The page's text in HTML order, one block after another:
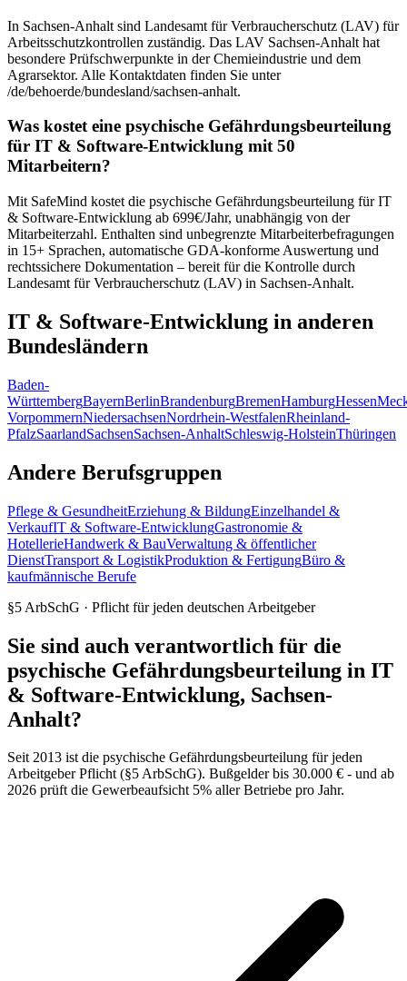
In Sachsen-Anhalt sind Landesamt für Verbraucherschutz (LAV) für
Arbeitsschutzkontrollen zuständig. Das LAV Sachsen-Anhalt hat
besondere Prüfschwerpunkte in der Chemieindustrie und dem
Agrarsektor. Alle Kontaktdaten finden Sie unter
/de/behoerde/bundesland/sachsen-anhalt.
Was kostet eine psychische Gefährdungsbeurteilung
für IT & Software-Entwicklung mit 50
Mitarbeitern?
Mit SafeMind kostet die psychische Gefährdungsbeurteilung für IT
& Software-Entwicklung ab 699€/Jahr, unabhängig von der
Mitarbeiterzahl. Enthalten sind unbegrenzte Mitarbeiterbefragungen
in 15+ Sprachen, automatische GDA-konforme Auswertung und
rechtssichere Dokumentation – bereit für die Kontrolle durch
Landesamt für Verbraucherschutz (LAV) in Sachsen-Anhalt.
IT & Software-Entwicklung in anderen
Bundesländern
Baden-
WürttembergBayernBerlinBrandenburgBremenHamburgHessen
VorpommernNiedersachsenNordrhein-WestfalenRheinland-
PfalzSaarlandSachsenSachsen-AnhaltSchleswig-HolsteinThüringen
Andere Berufsgruppen
Pflege & GesundheitErziehung & BildungEinzelhandel &
VerkaufIT & Software-EntwicklungGastronomie &
HotellerieHandwerk & BauVerwaltung & öffentlicher
DienstTransport & LogistikProduktion & FertigungBüro &
kaufmännische Berufe
§5 ArbSchG · Pflicht für jeden deutschen Arbeitgeber
Sie sind auch verantwortlich für die
psychische Gefährdungsbeurteilung in IT
& Software-Entwicklung, Sachsen-
Anhalt?
Seit 2013 ist die psychische Gefährdungsbeurteilung für jeden
Arbeitgeber Pflicht (§5 ArbSchG). Bußgelder bis 30.000 € - und ab
2026 prüft die Gewerbeaufsicht 5% aller Betriebe pro Jahr.